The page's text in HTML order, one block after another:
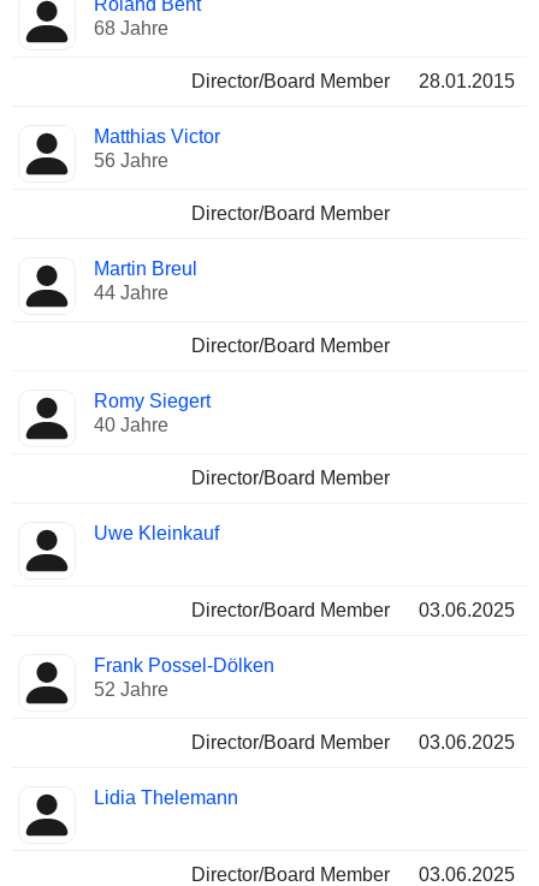
Roland Bent
68 Jahre
Director/Board Member 28.01.2015
Matthias Victor
56 Jahre
Director/Board Member
Martin Breul
44 Jahre
Director/Board Member
Romy Siegert
40 Jahre
Director/Board Member
Uwe Kleinkauf
Director/Board Member 03.06.2025
Frank Possel-Dölken
52 Jahre
Director/Board Member 03.06.2025
Lidia Thelemann
Director/Board Member 03.06.2025